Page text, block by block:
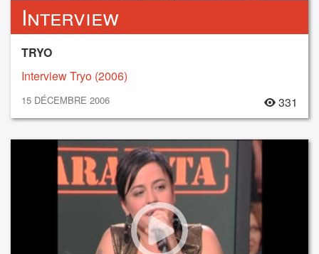
Interview
TRYO
Interview Tryo (2006)
15 DÉCEMBRE 2006 331